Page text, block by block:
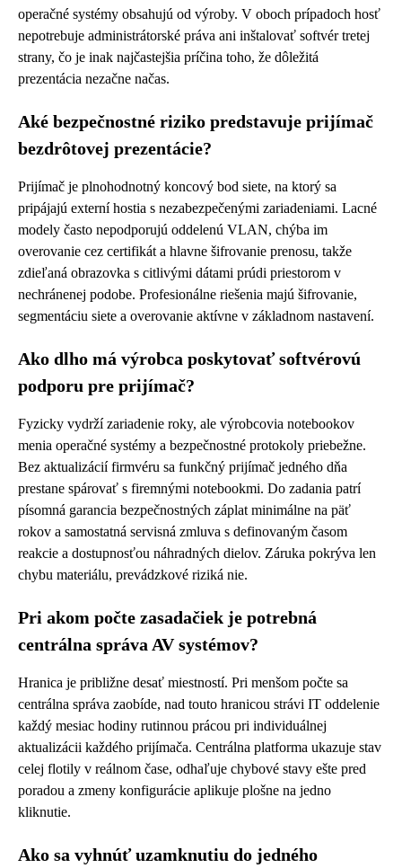
operačné systémy obsahujú od výroby. V oboch prípadoch hosť
nepotrebuje administrátorské práva ani inštalovať softvér tretej
strany, čo je inak najčastejšia príčina toho, že dôležitá
prezentácia nezačne načas.
Aké bezpečnostné riziko predstavuje prijímač
bezdrôtovej prezentácie?
Prijímač je plnohodnotný koncový bod siete, na ktorý sa
pripájajú externí hostia s nezabezpečenými zariadeniami. Lacné
modely často nepodporujú oddelenú VLAN, chýba im
overovanie cez certifikát a hlavne šifrovanie prenosu, takže
zdieľaná obrazovka s citlivými dátami prúdi priestorom v
nechránenej podobe. Profesionálne riešenia majú šifrovanie,
segmentáciu siete a overovanie aktívne v základnom nastavení.
Ako dlho má výrobca poskytovať softvérovú
podporu pre prijímač?
Fyzicky vydrží zariadenie roky, ale výrobcovia notebookov
menia operačné systémy a bezpečnostné protokoly priebežne.
Bez aktualizácií firmvéru sa funkčný prijímač jedného dňa
prestane spárovať s firemnými notebookmi. Do zadania patrí
písomná garancia bezpečnostných záplat minimálne na päť
rokov a samostatná servisná zmluva s definovaným časom
reakcie a dostupnosťou náhradných dielov. Záruka pokrýva len
chybu materiálu, prevádzkové riziká nie.
Pri akom počte zasadačiek je potrebná
centrálna správa AV systémov?
Hranica je približne desať miestností. Pri menšom počte sa
centrálna správa zaobíde, nad touto hranicou strávi IT oddelenie
každý mesiac hodiny rutinnou prácou pri individuálnej
aktualizácii každého prijímača. Centrálna platforma ukazuje stav
celej flotily v reálnom čase, odhaľuje chybové stavy ešte pred
poradou a zmeny konfigurácie aplikuje plošne na jedno
kliknutie.
Ako sa vyhnúť uzamknutiu do jedného